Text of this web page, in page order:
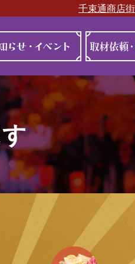
千束通商店
街について お知らせ